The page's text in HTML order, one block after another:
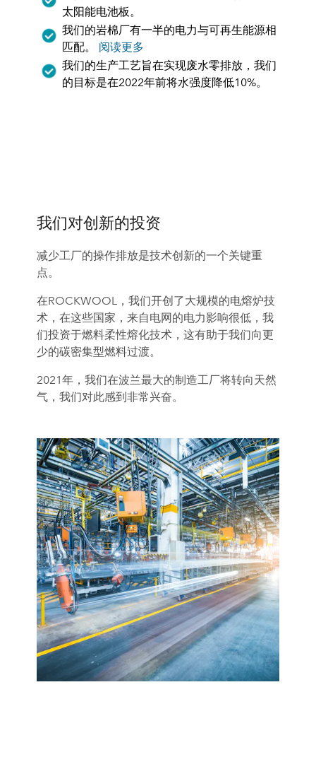
太阳能电池板。
我们的岩棉厂有一半的电力与可再生能源相
匹配。 阅读更多
我们的生产工艺旨在实现废水零排放，我们
的目标是在2022年前将水强度降低10%。
我们对创新的投资
减少工厂的操作排放是技术创新的一个关键重
点。
在ROCKWOOL，我们开创了大规模的电熔炉技
术，在这些国家，来自电网的电力影响很低，我
们投资于燃料柔性熔化技术，这有助于我们向更
少的碳密集型燃料过渡。
2021年，我们在波兰最大的制造工厂将转向天然
气，我们对此感到非常兴奋。